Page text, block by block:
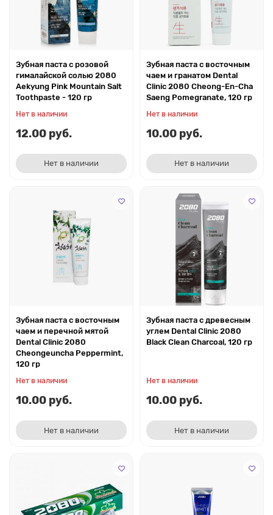
Зубная паста с розовой
гималайской солью 2080
Aekyung Pink Mountain Salt
Toothpaste - 120 гр
Нет в наличии
12.00 руб.
Нет в наличии
Зубная паста с восточным
чаем и гранатом Dental
Clinic 2080 Cheong-En-Cha
Saeng Pomegranate, 120 гр
Нет в наличии
10.00 руб.
Нет в наличии
Зубная паста с восточным
чаем и перечной мятой
Dental Clinic 2080
Cheongeuncha Peppermint,
120 гр
Нет в наличии
10.00 руб.
Нет в наличии
Зубная паста с древесным
углем Dental Clinic 2080
Black Clean Charcoal, 120 гр
Нет в наличии
10.00 руб.
Нет в наличии